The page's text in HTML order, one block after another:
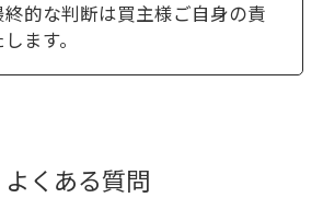
的な判断は買主様ご自身の責
ます。
よくある質問